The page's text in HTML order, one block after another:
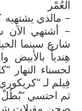
العُمْر
– مالذي يشتهيه
– أشتهي الآن
شارع سينما
هِندياٌّ بالأبيض
لحسناء النهار
فِيلم لـ
ثم احتسي “بُطُلْ
صحن مقبلات